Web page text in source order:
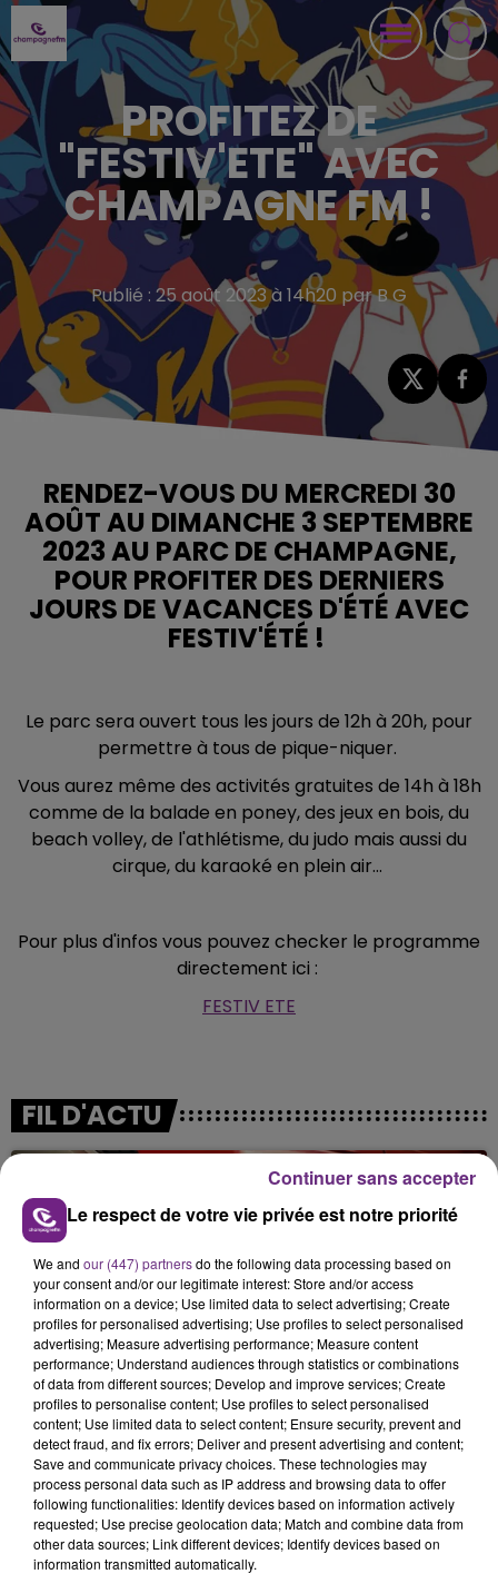
PROFITEZ DE
"FESTIV'ETE" AVEC
CHAMPAGNE FM !
Publié : 25 août 2023 à 14h20 par B G
RENDEZ-VOUS DU MERCREDI 30
AOÛT AU DIMANCHE 3 SEPTEMBRE
2023 AU PARC DE CHAMPAGNE,
POUR PROFITER DES DERNIERS
JOURS DE VACANCES D'ÉTÉ AVEC
FESTIV'ÉTÉ !
Le parc sera ouvert tous les jours de 12h à 20h, pour
permettre à tous de pique-niquer.
Vous aurez même des activités gratuites de 14h à 18h
comme de la balade en poney, des jeux en bois, du
beach volley, de l'athlétisme, du judo mais aussi du
cirque, du karaoké en plein air...
Pour plus d'infos vous pouvez checker le programme
directement ici :
FESTIV ETE
FIL D'ACTU
5 août 2026
UN FEU DE REMORQUE BLOQUE LA
CIRCULATION DANS LES ARDENNES
Un feu de remorque s'est déclaré ce mercredi en
fin de matinée sur l'A34.
Le respect de votre vie privée est notre priorité
We and our (447) partnersdo the following data processing based on
your consent and/or our legitimate interest: Store and/or access
information on a device; Use limited data to select advertising; Create
profiles for personalised advertising; Use profiles to select personalised
advertising; Measure advertising performance; Measure content
performance; Understand audiences through statistics or combinations
of data from different sources; Develop and improve services; Create
profiles to personalise content; Use profiles to select personalised
content; Use limited data to select content; Ensure security, prevent and
detect fraud, and fix errors; Deliver and present advertising and content;
Save and communicate privacy choices. These technologies may
process personal data such as IP address and browsing data to offer
following functionalities: Identify devices based on information actively
requested; Use precise geolocation data; Match and combine data from
other data sources; Link different devices; Identify devices based on
information transmitted automatically.
Continuer sans accepter